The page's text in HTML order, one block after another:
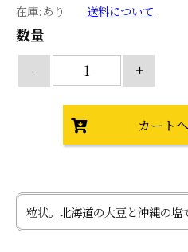
在庫:あり 送料について
数量
粒状。北海道の大豆と沖縄の塩